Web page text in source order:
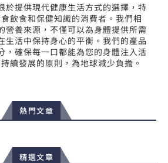
於提供現代健康生活方式的選擇，特
飲食和保健知識的消費者。我們相
營養來源，不僅可以為身體提供所需
生活中保持身心的平衡。我們的產品
，確保每一口都能為您的身體注入活
續發展的原則，為地球減少負擔。
熱門文章
精選文章